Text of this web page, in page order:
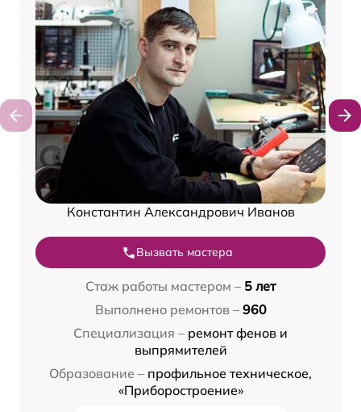
Константин Александрович Иванов
Вызвать мастера
Стаж работы мастером – 5 лет
Выполнено ремонтов – 960
Специализация – ремонт фенов и
выпрямителей
Образование – профильное техническое,
«Приборостроение»